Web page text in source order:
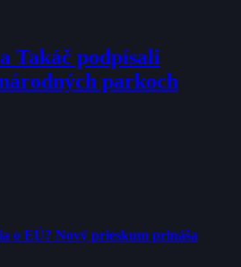
Takáč podpísali
parkoch
o EÚ? Nový prieskum prináša